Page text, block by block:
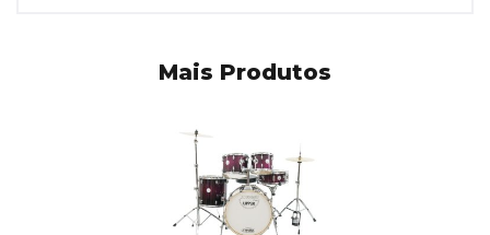
Mais Produtos